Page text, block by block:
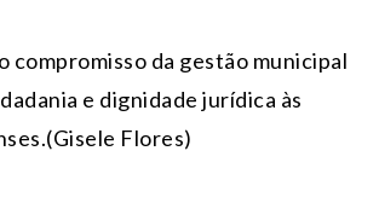
compromisso da gestão municipal
e dignidade jurídica às
Flores)